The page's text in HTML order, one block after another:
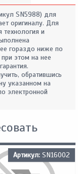
SN5988) для
оригиналу. Для
технология и
гораздо ниже по
этом на нее
обратившись
указанном на
электронной
Артикул: SN16002